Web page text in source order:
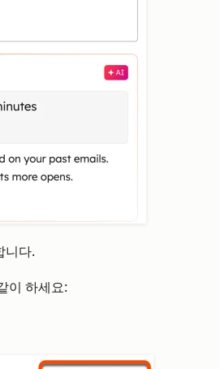
니다.
이 하세요: